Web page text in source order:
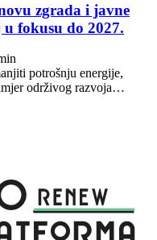
zgrada i javne
fokusu do 2027.
potrošnju energije,
održivog razvoja…